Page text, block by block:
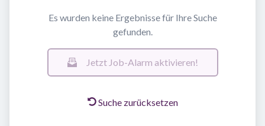
Es wurden keine Ergebnisse für Ihre Suche
gefunden.
Jetzt Job-Alarm aktivieren!
Suche zurücksetzen